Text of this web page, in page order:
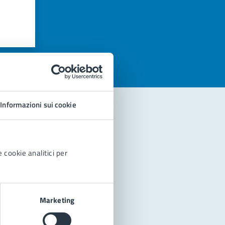
Informazioni sui cookie
cookie analitici per
Marketing